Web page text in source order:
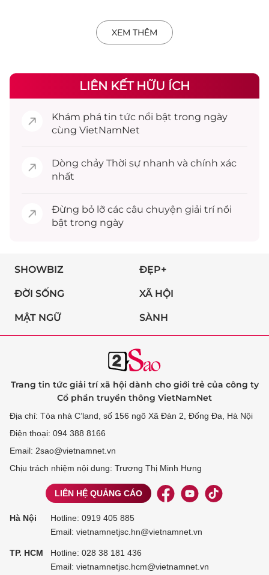
XEM THÊM
LIÊN KẾT HỮU ÍCH
Khám phá tin tức nổi bật trong ngày
cùng VietNamNet
Dòng chảy Thời sự nhanh và chính xác
nhất
Đừng bỏ lỡ các câu chuyện giải trínổi
bật trong ngày
SHOWBIZ ĐẸP+
ĐỜI SỐNG XÃ HỘI
MẬT NGỮ SÀNH
Trang tin tức giải trí xã hội dành cho giới trẻ của công ty
Cổ phần truyền thông VietNamNet
Địa chỉ: Tòa nhà C’land, số 156 ngõ Xã Đàn 2, Đống Đa, Hà Nội
Điện thoại: 094 388 8166
Email: 2sao@vietnamnet.vn
Chịu trách nhiệm nội dung: Trương Thị Minh Hưng
LIÊN HỆ QUẢNG CÁO
Hà Nội Hotline: 0919 405 885
Email: vietnamnetjsc.hn@vietnamnet.vn
TP. HCM Hotline: 028 38 181 436
Email: vietnamnetjsc.hcm@vietnamnet.vn